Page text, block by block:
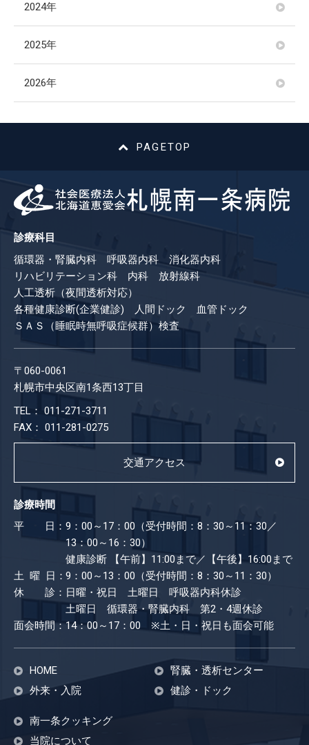
2024年
2025年
2026年
PAGETOP
診療科目
循環器・腎臓内科 呼吸器内科 消化器内科
リハビリテーション科 内科 放射線科
人工透析（夜間透析対応）
各種健康診断(企業健診) 人間ドック 血管ドック
ＳＡＳ（睡眠時無呼吸症候群）検査
〒060-0061
札幌市中央区南1条西13丁目
TEL： 011-271-3711
FAX： 011-281-0275
交通アクセス
診療時間
平 日： 9：00～17：00（受付時間：8：30～11：30／
13：00～16：30）
健康診断
【午前】11:00まで／【午後】16:00まで
土 曜 日：9：00～13：00（受付時間：8：30～11：30）
休 診： 日曜・祝日 土曜日 呼吸器内科休診
土曜日 循環器・腎臓内科 第2・4週休診
面会時間：14：00～17：00 ※土・日・祝日も​面会可能
HOME
外来・入院
腎臓・透析センター
健診・ドック
南一条クッキング
当院について